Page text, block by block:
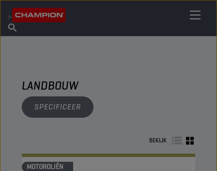
Over Champion
Vind een verkooppunt
LANDBOUW
SPECIFICEER
BEKIJK
MOTOROLIËN